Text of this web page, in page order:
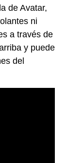
de Avatar,
ni
a través de
y puede
del